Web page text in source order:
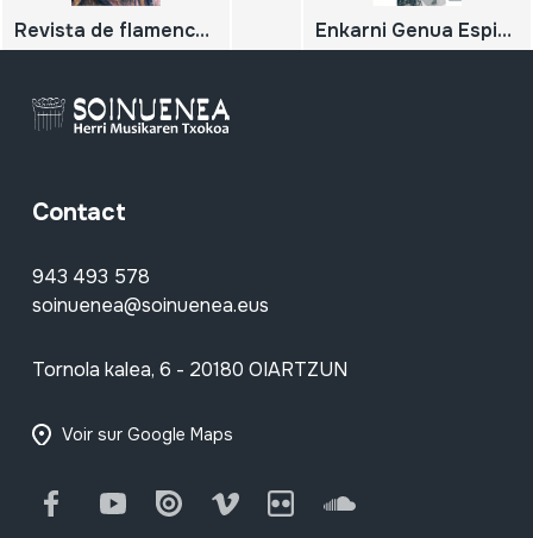
Revista de flamencología, volumen 33, 2024 Enkarni Genua Espinosa; Manuel Lekuona Saria / Premio Manuel Lekuona
Contact
943 493 578
soinuenea@soinuenea.eus
Tornola kalea, 6 - 20180 OIARTZUN
Voir sur Google Maps
FacebookYoutube Issuu Vimeo Flickr SoundCloud